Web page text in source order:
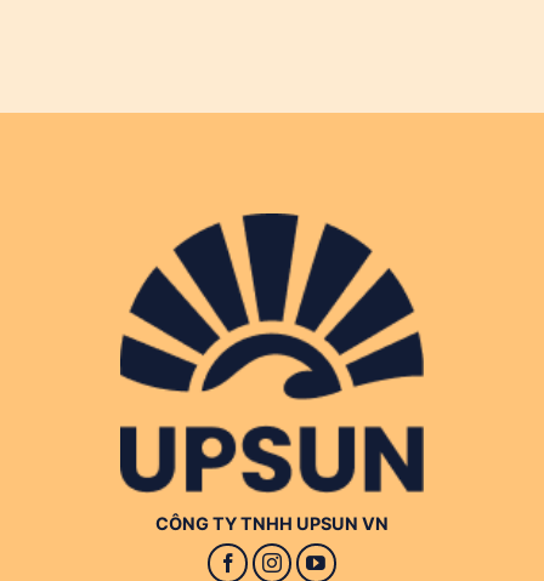
CÔNG TY TNHH UPSUN VN